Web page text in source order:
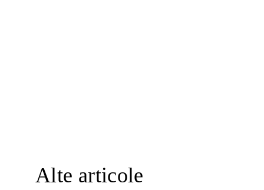
Alte articole